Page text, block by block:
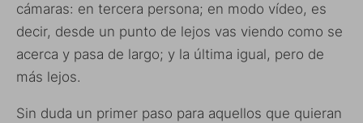
cámaras: en tercera persona; en modo vídeo, es
decir, desde un punto de lejos vas viendo como se
acerca y pasa de largo; y la última igual, pero de
más lejos.
Sin duda un primer paso para aquellos que quieran